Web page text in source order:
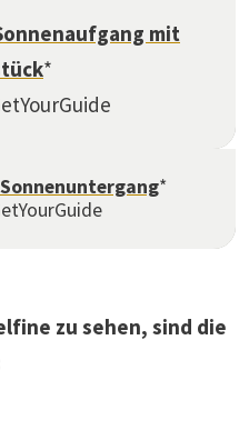
mit
*
*
zu sehen, sind die